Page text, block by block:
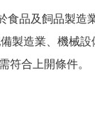
食品及飼品製
製造業、機械
符合上開條件。